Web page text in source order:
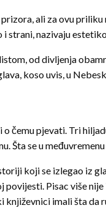
ali za ovu
strani, nazivaju
od divljenja
koso uvis, u
pjevati. Tri
Šta se u
koji se izlegao iz
Pisac više
imali šta da